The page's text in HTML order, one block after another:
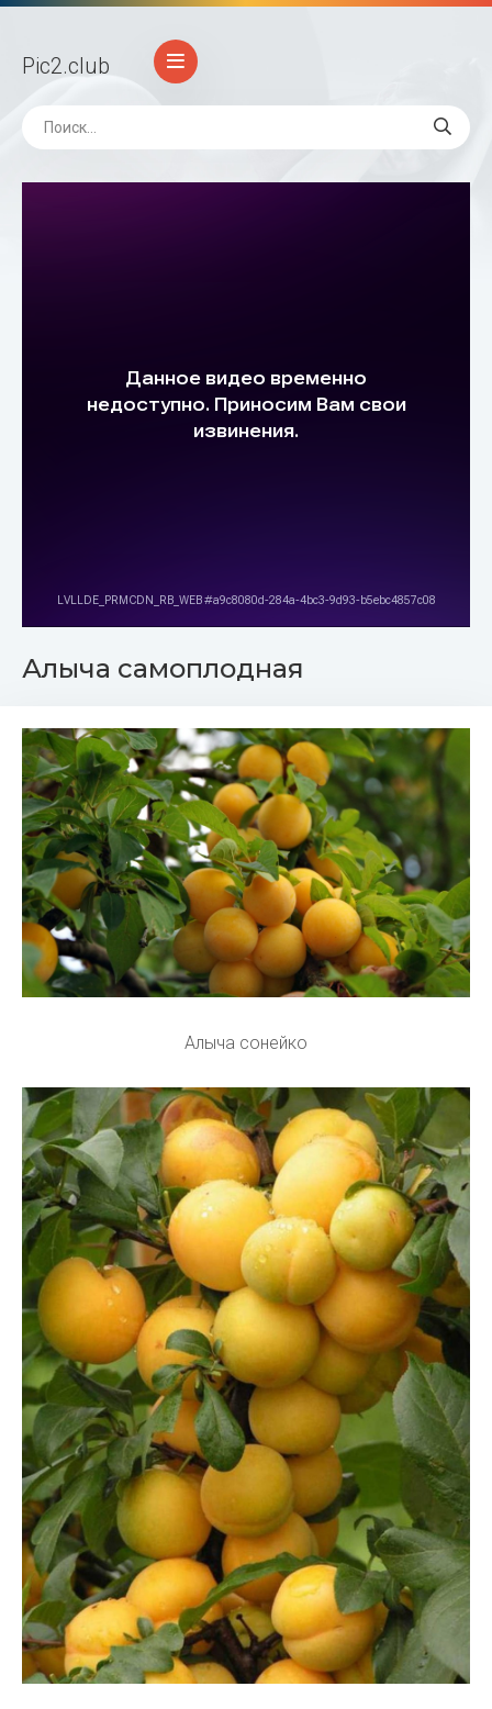
Pic2.club
Алыча самоплодная
Алыча сонейко